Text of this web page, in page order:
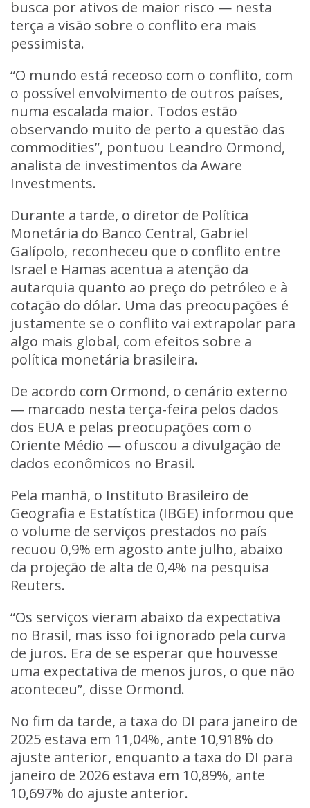
busca por ativos de maior risco — nesta
terça a visão sobre o conflito era mais
pessimista.
“O mundo está receoso com o conflito, com
o possível envolvimento de outros países,
numa escalada maior. Todos estão
observando muito de perto a questão das
commodities”, pontuou Leandro Ormond,
analista de investimentos da Aware
Investments.
Durante a tarde, o diretor de Política
Monetária do Banco Central, Gabriel
Galípolo, reconheceu que o conflito entre
Israel e Hamas acentua a atenção da
autarquia quanto ao preço do petróleo e à
cotação do dólar. Uma das preocupações é
justamente se o conflito vai extrapolar para
algo mais global, com efeitos sobre a
política monetária brasileira.
De acordo com Ormond, o cenário externo
— marcado nesta terça-feira pelos dados
dos EUA e pelas preocupações com o
Oriente Médio — ofuscou a divulgação de
dados econômicos no Brasil.
Pela manhã, o Instituto Brasileiro de
Geografia e Estatística (IBGE) informou que
o volume de serviços prestados no país
recuou 0,9% em agosto ante julho, abaixo
da projeção de alta de 0,4% na pesquisa
Reuters.
“Os serviços vieram abaixo da expectativa
no Brasil, mas isso foi ignorado pela curva
de juros. Era de se esperar que houvesse
uma expectativa de menos juros, o que não
aconteceu”, disse Ormond.
No fim da tarde, a taxa do DI para janeiro de
2025 estava em 11,04%, ante 10,918% do
ajuste anterior, enquanto a taxa do DI para
janeiro de 2026 estava em 10,89%, ante
10,697% do ajuste anterior.